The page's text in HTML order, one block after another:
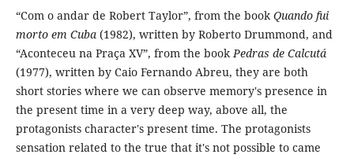
“Com o andar de Robert Taylor”, from the bookQuando fui
morto em Cuba(1982), written by Roberto Drummond, and
“Aconteceu na Praça XV”, from the bookPedras de Calcutá
(1977), written by Caio Fernando Abreu, they are both
short stories where we can observe memory's presence in
the present time in a very deep way, above all, the
protagonists character's present time. The protagonists
sensation related to the true that it's not possible to came